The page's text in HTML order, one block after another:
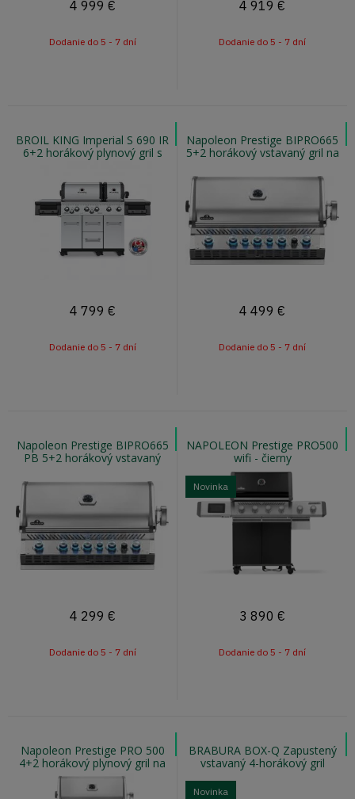
4 999 €
Dodanie do 5 - 7 dní
4 919 €
Dodanie do 5 - 7 dní
BROIL KING Imperial S 690 IR
6+2 horákový plynový gril s
otočným ražňom a infra
4 799 €
Dodanie do 5 - 7 dní
Napoleon Prestige BIPRO665
5+2 horákový vstavaný gril na
zemný plyn s osvetlením
4 499 €
Dodanie do 5 - 7 dní
Napoleon Prestige BIPRO665
PB 5+2 horákový vstavaný
gril s vnútorným osvetlením
4 299 €
Dodanie do 5 - 7 dní
NAPOLEON Prestige PRO500
wifi - čierny
Novinka
3 890 €
Dodanie do 5 - 7 dní
Napoleon Prestige PRO 500
4+2 horákový plynový gril na
zemný plyn s infra horákom
BRABURA BOX-Q Zapustený
vstavaný 4-horákový gril
Novinka